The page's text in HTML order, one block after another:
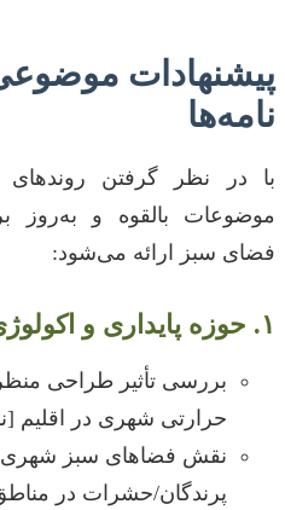
پیشنهادات
نامه‌ها
با در نظر گرفتن روندهای
موضوعات بالقوه و به‌روز
فضای سبز ارائه می‌شود:
۱. حوزه پایداری و اکولوژی
بررسی تأثیر طراحی
حرارتی شهری در اقلیم
نقش فضاهای سبز شهری
پرندگان/حشرات در